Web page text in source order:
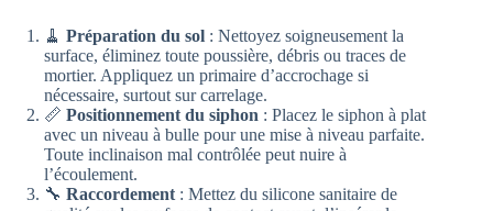
🧹 Préparation du sol : Nettoyez soigneusement la
surface, éliminez toute poussière, débris ou traces de
mortier. Appliquez un primaire d’accrochage si
nécessaire, surtout sur carrelage.
📏 Positionnement du siphon : Placez le siphon à plat
avec un niveau à bulle pour une mise à niveau parfaite.
Toute inclinaison mal contrôlée peut nuire à
l’écoulement.
🔧 Raccordement : Mettez du silicone sanitaire de